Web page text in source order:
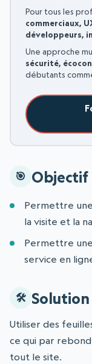
Pour tous les
commerciaux,
développeurs,
Une approche
sécurité,
débutants
Objectif
Permettre
la visite et la
Permettre
service en
Utiliser des
ce qui par
tout le site.